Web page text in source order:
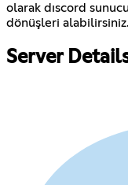
olarak dıscord
dönüşleri alabilirsiniz.
Server